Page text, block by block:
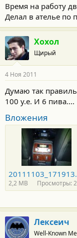
Время на работу
Делал в ателье по
Хохол
Щирый
4 Ноя 2011
Думаю так
100 у.е. И 6 пива....
Вложения
2,2 MB Просмотры:
Лексеич
Well-Known